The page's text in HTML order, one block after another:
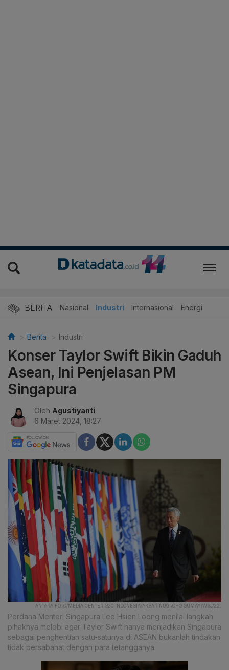
BERITA Nasional Industri Internasional Energi
Berita Industri
Konser Taylor Swift Bikin Gaduh
Asean, Ini Penjelasan PM
Singapura
Oleh Agustiyanti
6 Maret 2024, 18:27
ANTARA FOTO/MEDIA CENTER G20 INDONESIA/AKBAR NUGROHO GUMAY/WSJ/22.
Perdana Menteri Singapura Lee Hsien Loong menilai langkah
pihaknya melobi agar Taylor Swift hanya menjadikan Singapura
sebagai penghentian satu-satunya di ASEAN bukanlah tindakan
tidak bersabahat dengan para tetangganya.